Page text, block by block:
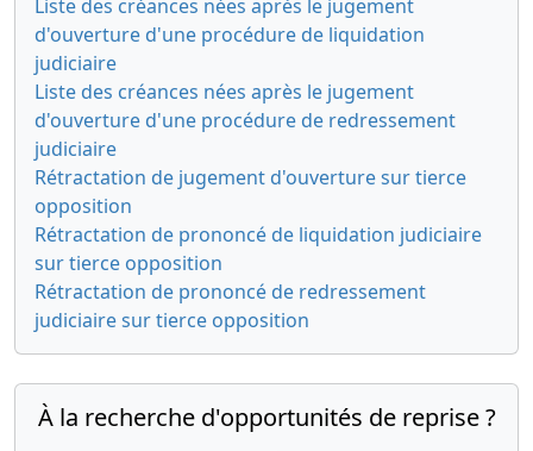
Liste des créances nées après le jugement
d'ouverture d'une procédure de liquidation
judiciaire
Liste des créances nées après le jugement
d'ouverture d'une procédure de redressement
judiciaire
Rétractation de jugement d'ouverture sur tierce
opposition
Rétractation de prononcé de liquidation judiciaire
sur tierce opposition
Rétractation de prononcé de redressement
judiciaire sur tierce opposition
À la recherche d'opportunités de reprise ?